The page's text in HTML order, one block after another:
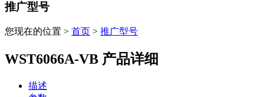
推广型号
您现在的位置 > 首页 > 推广型号
WST6066A-VB 产品详细
描述